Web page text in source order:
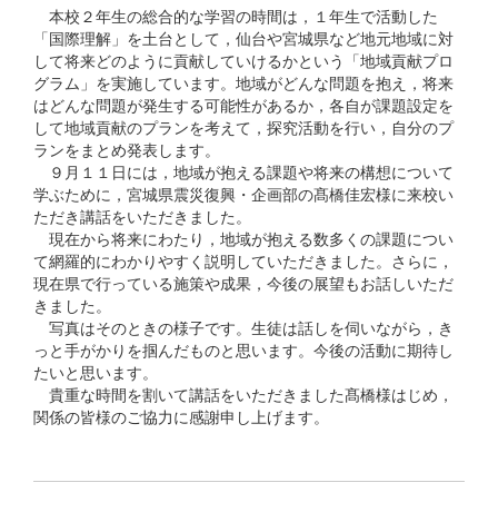
本校２年生の総合的な学習の時間は，１年生で活動した
「国際理解」を土台として，仙台や宮城県など地元地域に対
して将来どのように貢献していけるかという「地域貢献プロ
グラム」を実施しています。地域がどんな問題を抱え，将来
はどんな問題が発生する可能性があるか，各自が課題設定を
して地域貢献のプランを考えて，探究活動を行い，自分のプ
ランをまとめ発表します。
９月１１日には，地域が抱える課題や将来の構想について
学ぶために，宮城県震災復興・企画部の髙橋佳宏様に来校い
ただき講話をいただきました。
現在から将来にわたり，地域が抱える数多くの課題につい
て網羅的にわかりやすく説明していただきました。さらに，
現在県で行っている施策や成果，今後の展望もお話しいただ
きました。
写真はそのときの様子です。生徒は話しを伺いながら，き
っと手がかりを掴んだものと思います。今後の活動に期待し
たいと思います。
貴重な時間を割いて講話をいただきました髙橋様はじめ，
関係の皆様のご協力に感謝申し上げます。